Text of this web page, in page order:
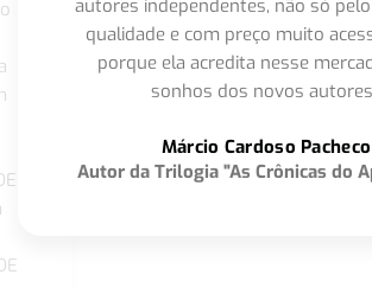
autores independentes, não só
qualidade e com preço muito
porque ela acredita nesse
sonhos dos novos
Márcio Cardoso Pacheco
Autor da Trilogia "As Crônicas do